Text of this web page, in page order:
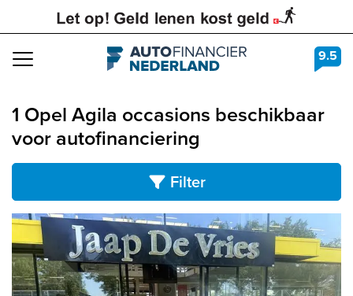
Navigation 9.5
1 Opel Agila occasions beschikbaar
voor autofinanciering
Filter